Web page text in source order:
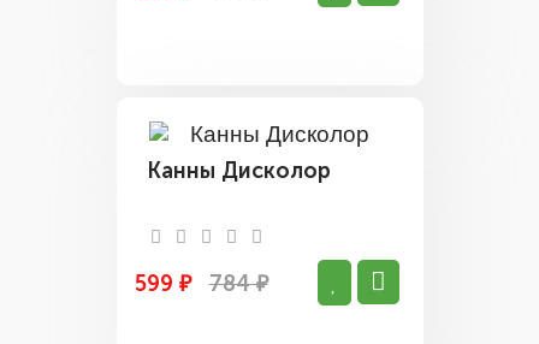
Канны Дисколор
599 ₽ 784 ₽